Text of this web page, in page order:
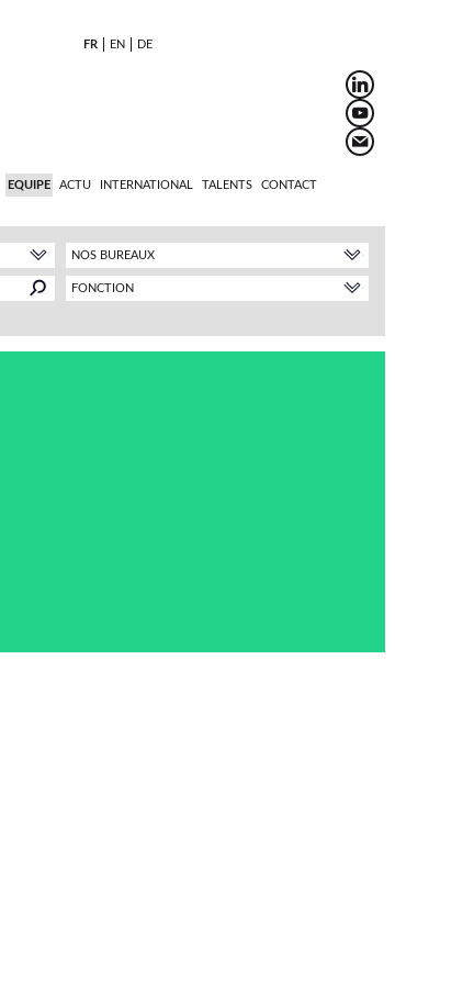
FR EN DE
EQUIPE ACTU INTERNATIONAL TALENTS CONTACT
NOS BUREAUX
FONCTION